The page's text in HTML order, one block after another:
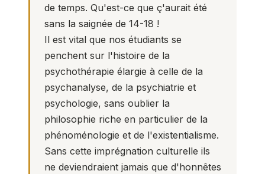
de temps. Qu'est-ce que ç'aurait été
sans la saignée de 14-18 !
Il est vital que nos étudiants se
penchent sur l'histoire de la
psychothérapie élargie à celle de la
psychanalyse, de la psychiatrie et
psychologie, sans oublier la
philosophie riche en particulier de la
phénoménologie et de l'existentialisme.
Sans cette imprégnation culturelle ils
ne deviendraient jamais que d'honnêtes